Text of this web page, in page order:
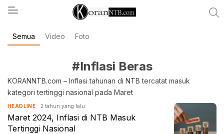
koranntb.com
Semua Video Foto
#Inflasi Beras
KORANNTB.com – Inflasi tahunan di NTB tercatat masuk
kategori tertinggi nasional pada Maret
HEADLINE 2 tahun yang lalu
Maret 2024, Inflasi di NTB Masuk
Tertinggi Nasional